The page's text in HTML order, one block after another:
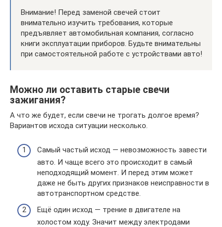
Внимание! Перед заменой свечей стоит
внимательно изучить требования, которые
предъявляет автомобильная компания, согласно
книги эксплуатации приборов. Будьте внимательны
при самостоятельной работе с устройствами авто!
Можно ли оставить старые свечи
зажигания?
А что же будет, если свечи не трогать долгое время?
Вариантов исхода ситуации несколько.
Самый частый исход — невозможность завести
авто. И чаще всего это происходит в самый
неподходящий момент. И перед этим может
даже не быть других признаков неисправности в
автотранспортном средстве.
Ещё один исход — трение в двигателе на
холостом ходу. Значит между электродами